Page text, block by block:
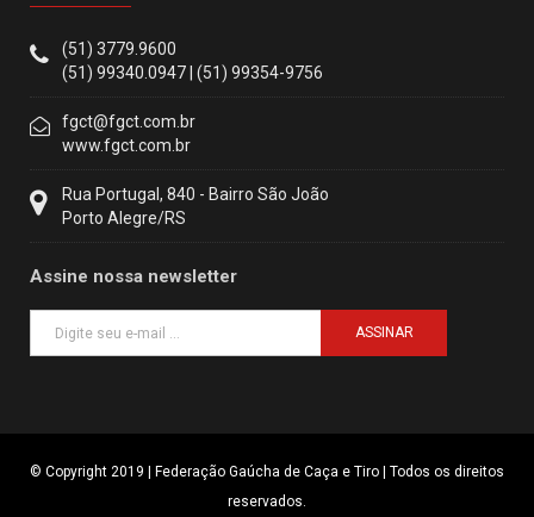
(51) 3779.9600
(51) 99340.0947 | (51) 99354-9756
fgct@fgct.com.br
www.fgct.com.br
Rua Portugal, 840 - Bairro São João
Porto Alegre/RS
Assine nossa newsletter
ASSINAR
© Copyright 2019 | Federação Gaúcha de Caça e Tiro | Todos os direitos
reservados.